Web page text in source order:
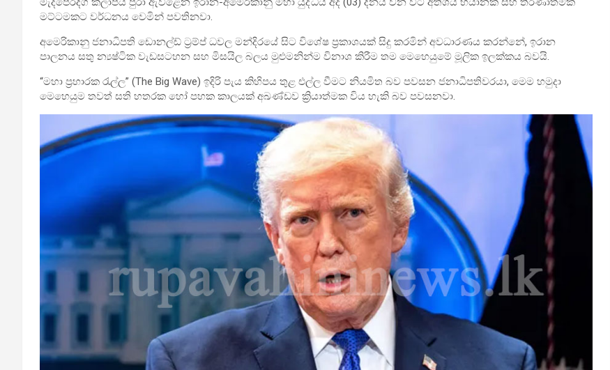
මට්ටමකට වර්ධනය වෙමින් පවතිනවා.
අමෙරිකානු ජනාධිපති ඩොනල්ඩ් ට්‍රම්ප් ධවල මන්දිරයේ සිට විශේෂ ප්‍රකාශයක් සිදු කරමින් අවධාරණය කරන්නේ, ඉරාන
පාලනය සතු න්‍යෂ්ටික වැඩසටහන සහ මිසයිල බලය මුළුමනින්ම විනාශ කිරීම තම මෙහෙයුමේ මූලික ඉලක්කය බවයි.
“මහා ප්‍රහාරක රැල්ල” (The Big Wave) ඉදිරි පැය කිහිපය තුළ එල්ල වීමට නියමිත බව පවසන ජනාධිපතිවරයා, මෙම හමුදා
මෙහෙයුම තවත් සති හතරක හෝ පහක කාලයක් අඛණ්ඩව ක්‍රියාත්මක විය හැකි බව පවසනවා.